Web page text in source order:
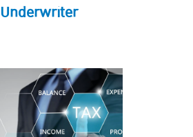
Underwriter